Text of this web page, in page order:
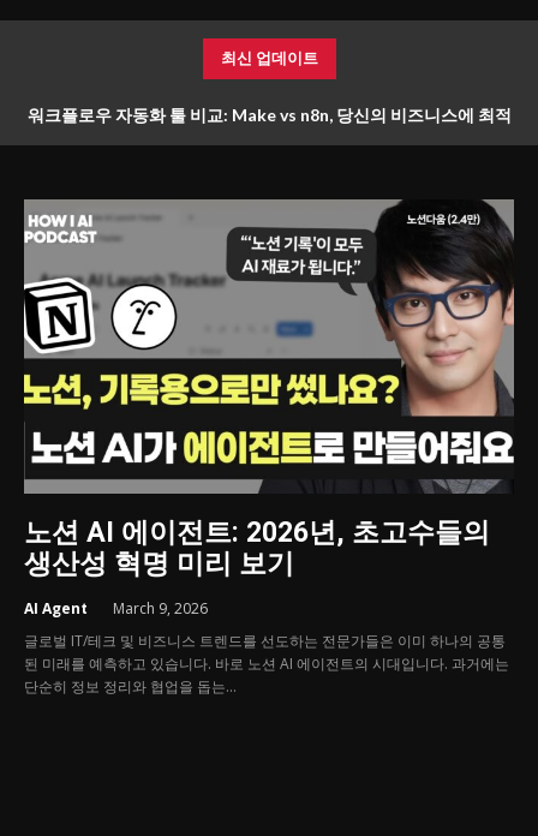
최신 업데이트
워크플로우 자동화 툴 비교: Make vs n8n, 당신의 비즈니스에 최적
노션 AI 에이전트: 2026년, 초고수들의
생산성 혁명 미리 보기
AI Agent
March 9, 2026
글로벌 IT/테크 및 비즈니스 트렌드를 선도하는 전문가들은 이미 하나의 공통
된 미래를 예측하고 있습니다. 바로 노션 AI 에이전트의 시대입니다. 과거에는
단순히 정보 정리와 협업을 돕는...